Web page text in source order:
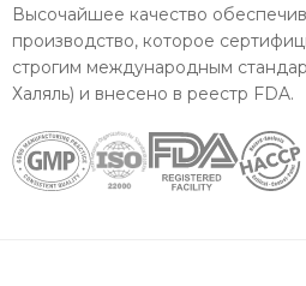
Высочайшее качество
производство, которое
строгим международным
Халяль) и внесено в реестр FDA.